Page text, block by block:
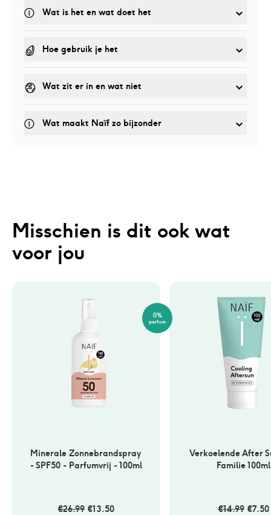
Wat is het en wat doet het
Wat zit er in en wat niet
Wat maakt Naïf zo bijzonder
Misschien is dit ook wat
voor jou
0%
parfum
Minerale Zonnebrandspray
€26.99 €13.50
Verkoelende After
Familie 100ml
€14.99 €7.50